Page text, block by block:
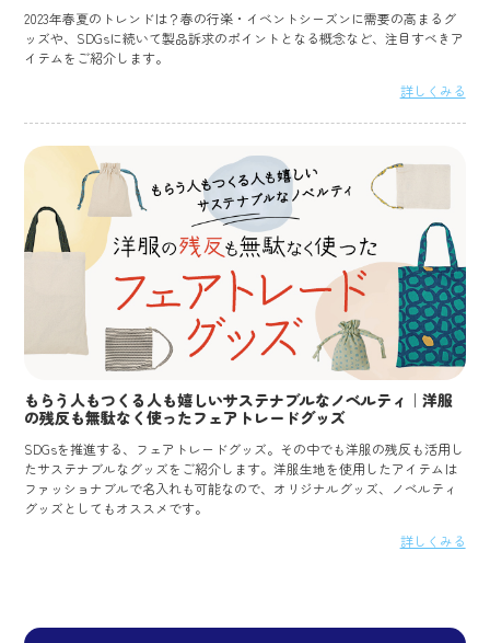
2023年春夏のトレンドは？春の行楽・イベントシーズンに需要の高まるグ
ッズや、SDGsに続いて製品訴求のポイントとなる概念など、注目すべきア
イテムをご紹介します。
詳しくみる
もらう人もつくる人も嬉しいサステナブルなノベルティ｜洋服
の残反も無駄なく使ったフェアトレードグッズ
SDGsを推進する、フェアトレードグッズ。その中でも洋服の残反も活用し
たサステナブルなグッズをご紹介します。洋服生地を使用したアイテムは
ファッショナブルで名入れも可能なので、オリジナルグッズ、ノベルティ
グッズとしてもオススメです。
詳しくみる